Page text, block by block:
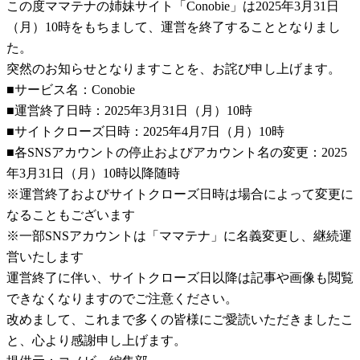
この度ママテナの姉妹サイト「Conobie」は2025年3月31日
（月）10時をもちまして、運営を終了することとなりまし
た。
突然のお知らせとなりますことを、お詫び申し上げます。
■サービス名：Conobie
■運営終了日時：2025年3月31日（月）10時
■サイトクローズ日時：2025年4月7日（月）10時
■各SNSアカウントの停止およびアカウント名の変更：2025
年3月31日（月）10時以降随時
※運営終了およびサイトクローズ日時は場合によって変更に
なることもございます
※一部SNSアカウントは「ママテナ」に名義変更し、継続運
営いたします
運営終了に伴い、サイトクローズ日以降は記事や画像も閲覧
できなくなりますのでご注意ください。
改めまして、これまで多くの皆様にご愛読いただきましたこ
と、心より感謝申し上げます。